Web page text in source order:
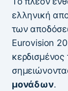
ελληνική
των
Eurovision
μονάδων.